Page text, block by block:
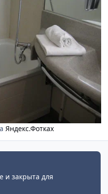
Яндекс.Фотках
и закрыта для